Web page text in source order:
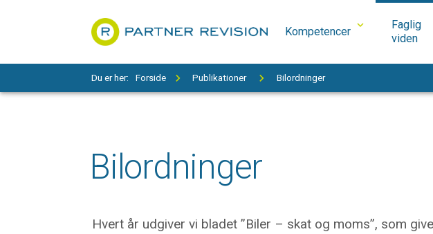
Kompetencer
Faglig
viden
Du er her: Forside Publikationer Bilordninger
Bilordninger
Hvert år udgiver vi bladet ”Biler – skat og moms”, som